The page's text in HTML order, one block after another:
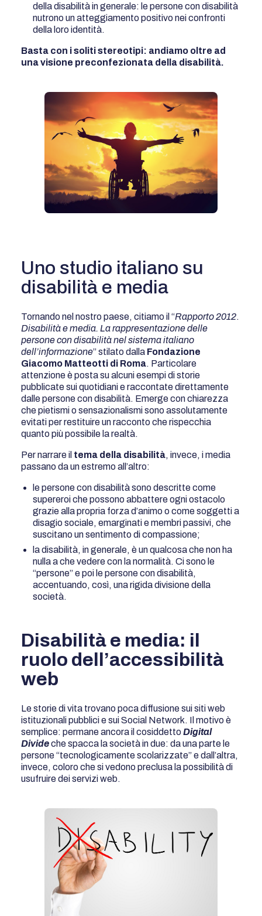
della disabilità in generale: le persone con disabilità
nutrono un atteggiamento positivo nei confronti
della loro identità.
Basta con i soliti stereotipi: andiamo oltre ad
una visione preconfezionata della disabilità.
Uno studio italiano su
disabilità e media
Tornando nel nostro paese, citiamo il “Rapporto 2012.
Disabilità e media. La rappresentazione delle
persone con disabilità nel sistema italiano
dell’informazione” stilato dalla Fondazione
Giacomo Matteotti di Roma. Particolare
attenzione è posta su alcuni esempi di storie
pubblicate sui quotidiani e raccontate direttamente
dalle persone con disabilità. Emerge con chiarezza
che pietismi o sensazionalismi sono assolutamente
evitati per restituire un racconto che rispecchia
quanto più possibile la realtà.
Per narrare il tema della disabilità, invece, i media
passano da un estremo all’altro:
le persone con disabilità sono descritte come
supereroi che possono abbattere ogni ostacolo
grazie alla propria forza d’animo o come soggetti a
disagio sociale, emarginati e membri passivi, che
suscitano un sentimento di compassione;
la disabilità, in generale, è un qualcosa che non ha
nulla a che vedere con la normalità. Ci sono le
“persone” e poi le persone con disabilità,
accentuando, così, una rigida divisione della
società.
Disabilità e media: il
ruolo dell’accessibilità
web
Le storie di vita trovano poca diffusione sui siti web
istituzionali pubblici e sui Social Network. Il motivo è
semplice: permane ancora il cosiddettoDigital
Divideche spacca la società in due: da una parte le
persone “tecnologicamente scolarizzate” e dall’altra,
invece, coloro che si vedono preclusa la possibilità di
usufruire dei servizi web.